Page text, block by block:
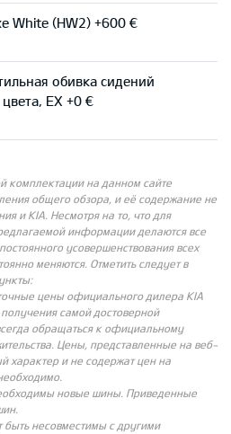
White (HW2) +600 €
обивка сидений
EX +0 €
комплектации на данном сайте
общего обзора, и её содержание не
и KIA. Несмотря на то, что для
информации делаются все
усовершенствования всех
меняются. Отметить следует в
цены официального дилера KIA
самой достоверной
обращаться к официальному
Цены, представленные на веб-
характер и не содержат цен на
новые шины. Приведенные
быть несовместимы с другими